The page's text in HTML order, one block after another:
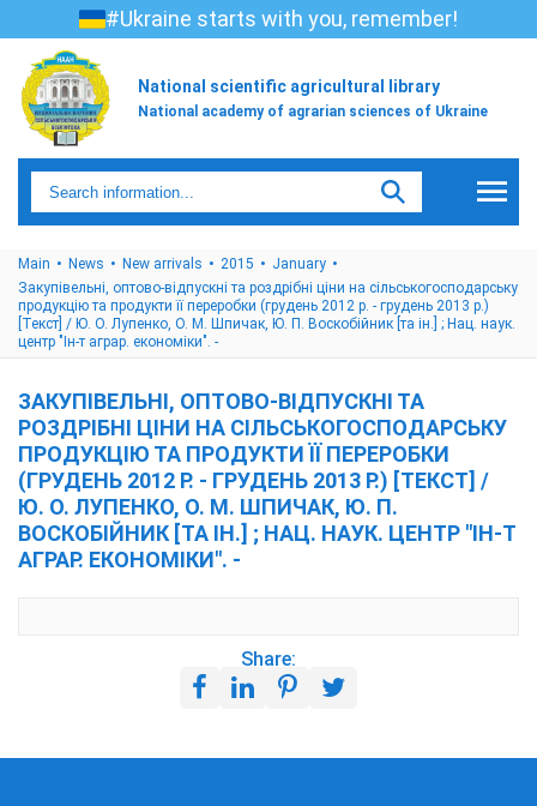
#Ukraine starts with you, remember!
National scientific agricultural library
National academy of agrarian sciences of Ukraine
Main News New arrivals 2015
January
Закупівельні, оптово-відпускні та роздрібні ціни на сільськогосподарську
продукцію та продукти її переробки (грудень 2012 р. - грудень 2013 р.)
[Текст] / Ю. О. Лупенко, О. М. Шпичак, Ю. П. Воскобійник [та ін.] ; Нац. наук.
центр "Ін-т аграр. економіки". -
ЗАКУПІВЕЛЬНІ, ОПТОВО-ВІДПУСКНІ ТА
РОЗДРІБНІ ЦІНИ НА СІЛЬСЬКОГОСПОДАРСЬКУ
ПРОДУКЦІЮ ТА ПРОДУКТИ ЇЇ ПЕРЕРОБКИ
(ГРУДЕНЬ 2012 Р. - ГРУДЕНЬ 2013 Р.) [ТЕКСТ] /
Ю. О. ЛУПЕНКО, О. М. ШПИЧАК, Ю. П.
ВОСКОБІЙНИК [ТА ІН.] ; НАЦ. НАУК. ЦЕНТР "ІН-Т
АГРАР. ЕКОНОМІКИ". -
Share: